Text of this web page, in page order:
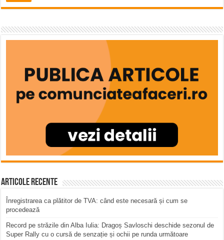
Articole recente
Înregistrarea ca plătitor de TVA: când este necesară și cum se
procedează
Record pe străzile din Alba Iulia: Dragoș Savloschi deschide sezonul de
Super Rally cu o cursă de senzație și ochii pe runda următoare